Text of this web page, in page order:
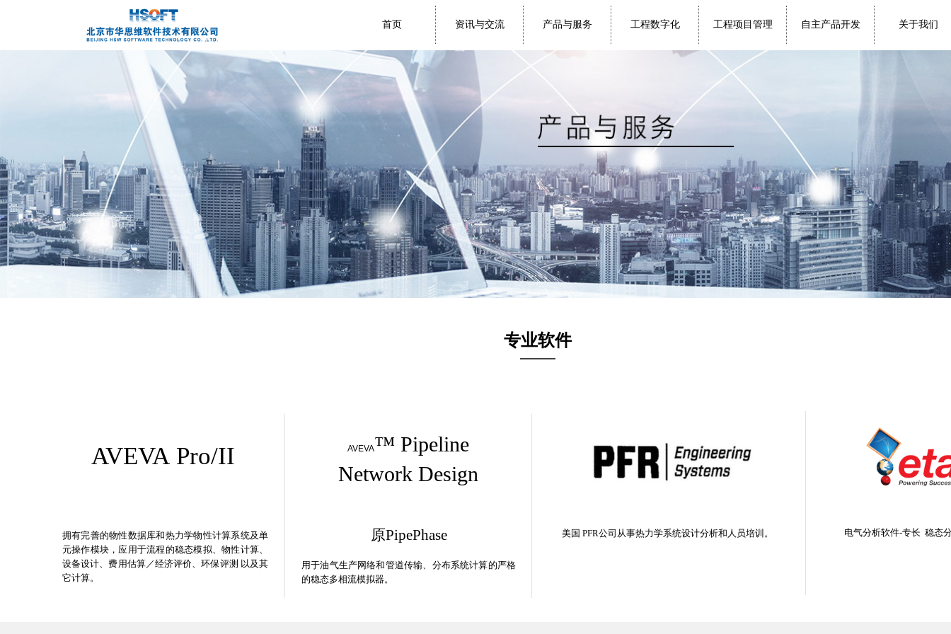
首页 资讯与交流 产品与服务 工程数字化 工程项目管理 自主产品开发 关于我们
拥有完善的物性数据库和热力学物性计算系统及单
元操作模块，应用于流程的稳态模拟、物性计算、
设备设计、费用估算／经济评价、环保评测 以及其
它计算。
AVEVA™ Pipeline
Network Design
电气分析软件-专长 稳态
专业软件
AVEVA Pro/II
原PipePhase
用于油气生产网络和管道传输、分布系统计算的严格
的稳态多相流模拟器。
美国 PFR公司 从事热力学系统设计分析和人员培训。